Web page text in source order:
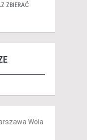
ZBIERAĆ
Wola